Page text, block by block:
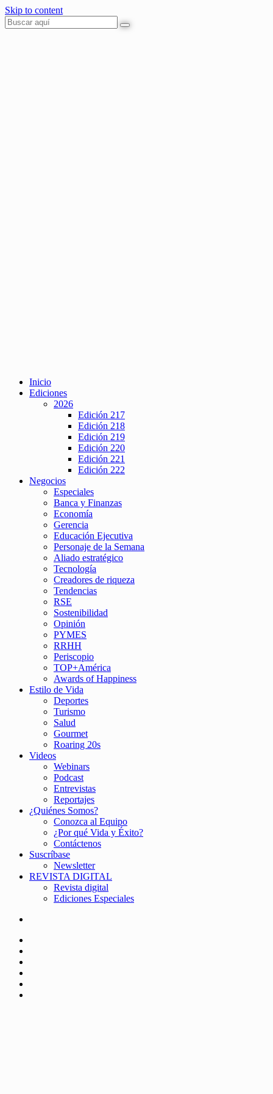
Skip to content
Inicio
Ediciones
2026
Edición 217
Edición 218
Edición 219
Edición 220
Edición 221
Edición 222
Negocios
Especiales
Banca y Finanzas
Economía
Gerencia
Educación Ejecutiva
Personaje de la Semana
Aliado estratégico
Tecnología
Creadores de riqueza
Tendencias
RSE
Sostenibilidad
Opinión
PYMES
RRHH
Periscopio
TOP+América
Awards of Happiness
Estilo de Vida
Deportes
Turismo
Salud
Gourmet
Roaring 20s
Videos
Webinars
Podcast
Entrevistas
Reportajes
¿Quiénes Somos?
Conozca al Equipo
¿Por qué Vida y Éxito?
Contáctenos
Suscríbase
Newsletter
REVISTA DIGITAL
Revista digital
Ediciones Especiales